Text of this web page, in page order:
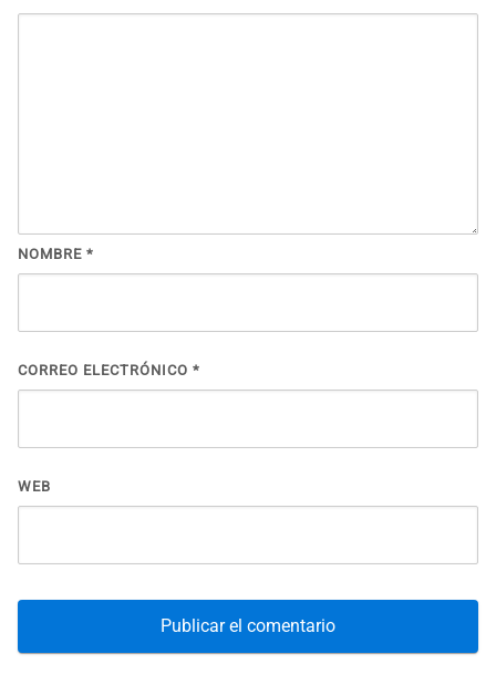
NOMBRE *
CORREO ELECTRÓNICO *
WEB